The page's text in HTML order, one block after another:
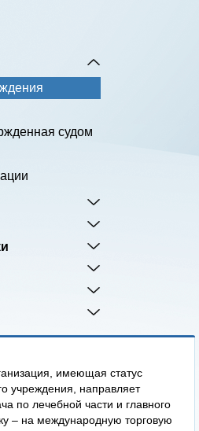
судом
имеющая статус
учреждения, направляет
по лечебной части и главного
– на международную торговую